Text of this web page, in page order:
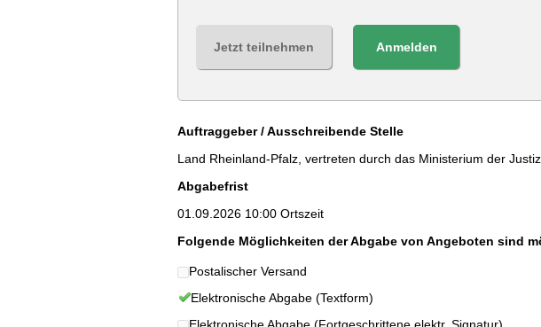
Jetzt teilnehmen Anmelden
Auftraggeber / Ausschreibende Stelle
Land Rheinland-Pfalz, vertreten durch das Ministerium der
Abgabefrist
01.09.2026 10:00 Ortszeit
Folgende Möglichkeiten der Abgabe von Angeboten sind
Postalischer Versand
Elektronische Abgabe (Textform)